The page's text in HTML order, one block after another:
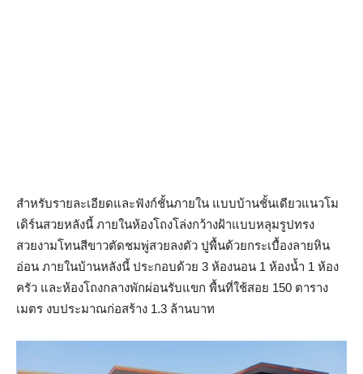
สำหรับรายละเอียดและฟังก์ชั้นภายใน แบบบ้านชั้นเดียวแนวโม
เดิร์นสวยหลังนี้ ภายในห้องโถงโล่งกว้างฝ้าแบบหลุมรูปทรง
สวยงามโทนสีขาวตัดชมพู่สวยลงตัว ปูพื้นด้วยกระเบื้องลายหิน
อ่อน ภายในบ้านหลังนี้ ประกอบด้วย 3 ห้องนอน 1 ห้องน้ำ 1 ห้อง
ครัว และห้องโถงกลางพักผ่อนรับแขก พื้นที่ใช้สอย 150 ตาราง
เมตร งบประมาณก่อสร้าง 1.3 ล้านบาท